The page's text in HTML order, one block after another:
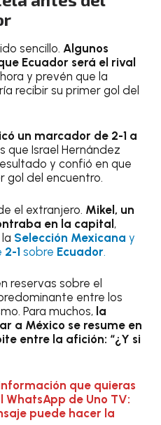
sencillo. Algunos
Ecuador será el rival
y prevén que la
recibir su primer gol del
un marcador de 2-1 a
que Israel Hernández
y confió en que
gol del encuentro.
el extranjero. Mikel, un
en la capital,
Selección Mexicana y
2-1 sobre Ecuador.
reservas sobre el
entre los
Para muchos, la
a México se resume en
entre la afición: “¿Y si
que quieras
de Uno TV:
puede hacer la